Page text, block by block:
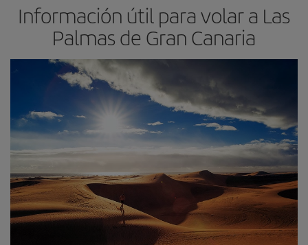
Información útil para volar a Las
Palmas de Gran Canaria